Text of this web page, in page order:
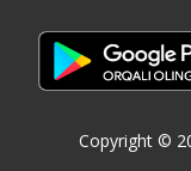
Copyright ©